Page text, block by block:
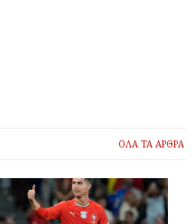
ΟΛΑ ΤΑ ΑΡΘΡΑ